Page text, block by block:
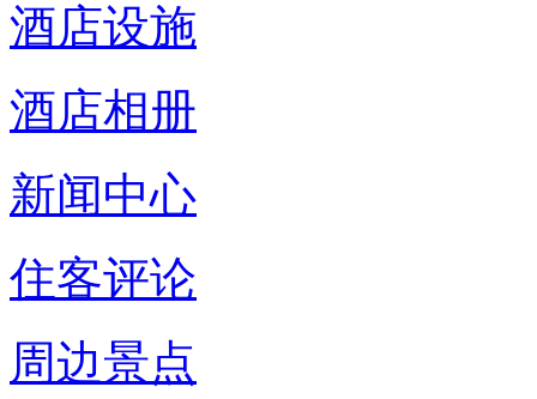
酒店设施
酒店相册
新闻中心
住客评论
周边景点